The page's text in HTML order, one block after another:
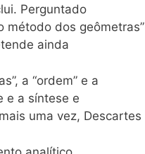
Perguntado
método dos geômetras”
ainda
a “ordem” e a
e a síntese e
uma vez, Descartes